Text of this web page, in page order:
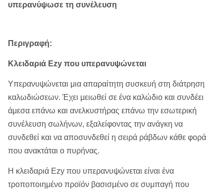
υπερανύψωσε τη συνέλευση
Περιγραφή:
Κλειδαριά Ezy που υπερανυψώνεται
Υπερανυψώνεται μια απαραίτητη συσκευή στη διάτρηση
καλωδιώσεων. Έχει μειωθεί σε ένα καλώδιο και συνδέει
άμεσα επάνω και ανελκυστήρας επάνω την εσωτερική
συνέλευση σωλήνων, εξαλείφοντας την ανάγκη να
συνδεθεί και να αποσυνδεθεί η σειρά ράβδων κάθε φορά
που ανακτάται ο πυρήνας.
Η κλειδαριά Ezy που υπερανυψώνεται είναι ένα
τροποποιημένο προϊόν βασισμένο σε συμπαγή που